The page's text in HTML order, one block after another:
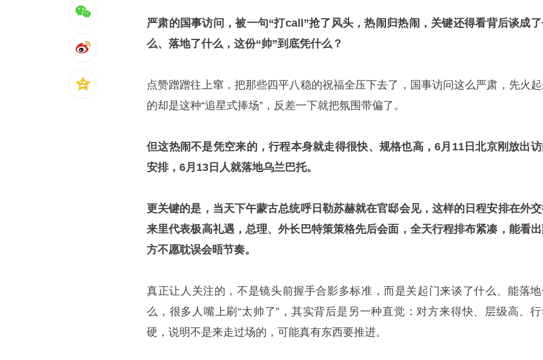
严肃的国事访问，被一句“打call”抢了风头，热闹归热闹，关键还得看背后谈成
么、落地了什么，这份“帅”到底凭什么？
点赞蹭蹭往上窜，把那些四平八稳的祝福全压下去了，国事访问这么严肃，先火
的却是这种“追星式捧场”，反差一下就把氛围带偏了。
但这热闹不是凭空来的，行程本身就走得很快、规格也高，6月11日北京刚放出
安排，6月13日人就落地乌兰巴托。
更关键的是，当天下午蒙古总统呼日勒苏赫就在官邸会见，这样的日程安排在外
来里代表极高礼遇，总理、外长巴特策策格先后会面，全天行程排布紧凑，能看
方不愿耽误会晤节奏。
真正让人关注的，不是镜头前握手合影多标准，而是关起门来谈了什么、能落
么，很多人嘴上刷“太帅了”，其实背后是另一种直觉：对方来得快、层级高、
硬，说明不是来走过场的，可能真有东西要推进。